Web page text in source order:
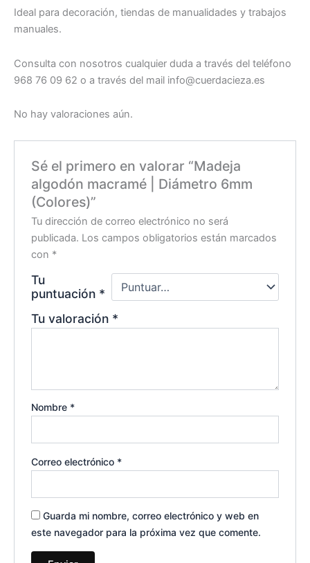
Ideal para decoración, tiendas de manualidades y trabajos
manuales.
Consulta con nosotros cualquier duda a través del teléfono
968 76 09 62 o a través del mail info@cuerdacieza.es
No hay valoraciones aún.
Sé el primero en valorar “Madeja
algodón macramé | Diámetro 6mm
(Colores)”
Tu dirección de correo electrónico no será
publicada. Los campos obligatorios están marcados
con *
Tu
puntuación *
Tu valoración *
Nombre *
Correo electrónico *
Guarda mi nombre, correo electrónico y web en
este navegador para la próxima vez que comente.